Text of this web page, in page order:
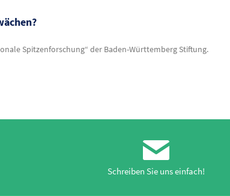
Spitzenforschung“ der Baden-Württemberg Stiftung.
Schreiben Sie uns einfach!